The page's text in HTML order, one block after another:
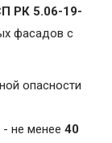
РК 5.06-19-
фасадов с
опасности
не менее 40